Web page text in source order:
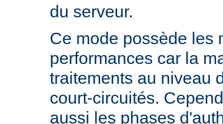
du serveur.
Ce mode possède les
performances car la
traitements au niveau
court-circuités.
aussi les phases